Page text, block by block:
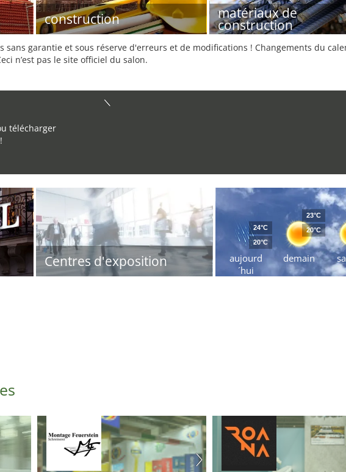
construction matériaux de
construction
sans garantie et sous réserve d'erreurs et de modifications ! Changements du
n’est pas le site officiel du salon.
télécharger
Centres d'exposition
aujourd
´hui
24°C
20°C
demain
23°C
20°C